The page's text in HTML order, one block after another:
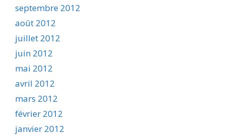
septembre 2012
août 2012
juillet 2012
juin 2012
mai 2012
avril 2012
mars 2012
février 2012
janvier 2012